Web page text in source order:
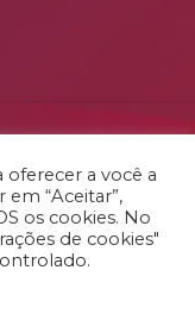
oferecer a você a
“Aceitar”,
os cookies. No
de cookies"